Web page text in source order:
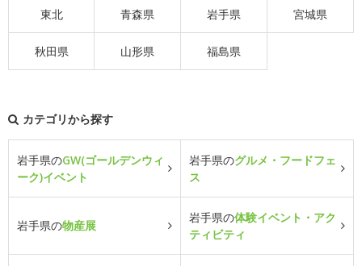
東北 青森県 岩手県 宮城県
秋田県 山形県 福島県
カテゴリから探す
岩手県のGW(ゴールデンウィ
ーク)イベント
岩手県のグルメ・フードフェ
ス
岩手県の物産展
岩手県の体験イベント・アク
ティビティ